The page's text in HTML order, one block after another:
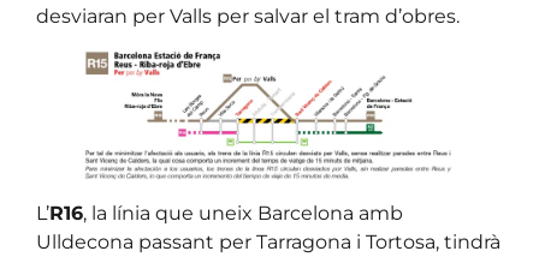
desviaran per Valls per salvar el tram d’obres.
L’R16, la línia que uneix Barcelona amb
Ulldecona passant per Tarragona i Tortosa, tindrà